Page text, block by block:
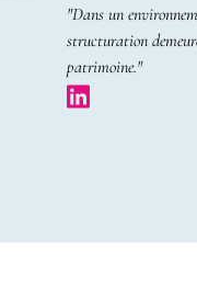
"Dans un
structuration
patrimoine."